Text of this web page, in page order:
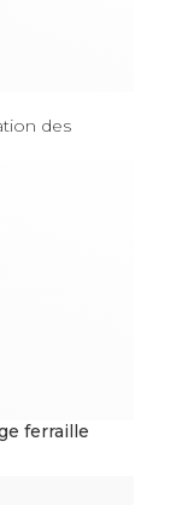
des
ferraille